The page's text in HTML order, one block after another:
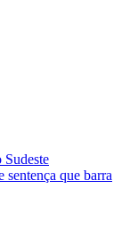
que barra